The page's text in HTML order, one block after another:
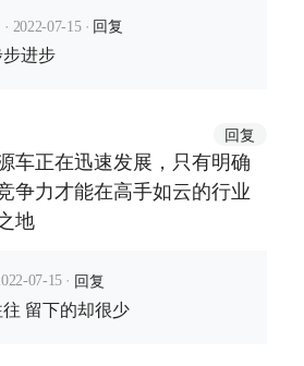
· 2022-07-15 · 回复
进步
回复
车正在迅速发展，只有明确
争力才能在高手如云的行业
地
07-15 · 回复
留下的却很少